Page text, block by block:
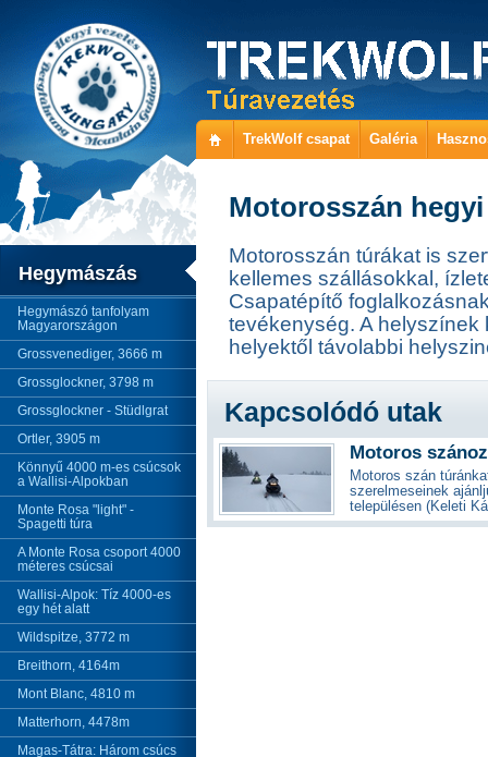
TrekWolf csapat Galéria
Hegymászás
Hegymászó tanfolyam
Magyarországon
Grossvenediger, 3666 m
Grossglockner, 3798 m
Grossglockner - Stüdlgrat
Ortler, 3905 m
Könnyű 4000 m-es csúcsok
a Wallisi-Alpokban
Monte Rosa "light" -
Spagetti túra
A Monte Rosa csoport 4000
méteres csúcsai
Wallisi-Alpok: Tíz 4000-es
egy hét alatt
Wildspitze, 3772 m
Breithorn, 4164m
Mont Blanc, 4810 m
Matterhorn, 4478m
Magas-Tátra: Három csúcs
Motorosszán
Motorosszán túrákat is
kellemes szállásokkal,
Csapatépítő
tevékenység. A
helyektől távolabbi
Kapcsolódó utak
Motoros
Motoros szán
szerelmeseinek
településen (Keleti